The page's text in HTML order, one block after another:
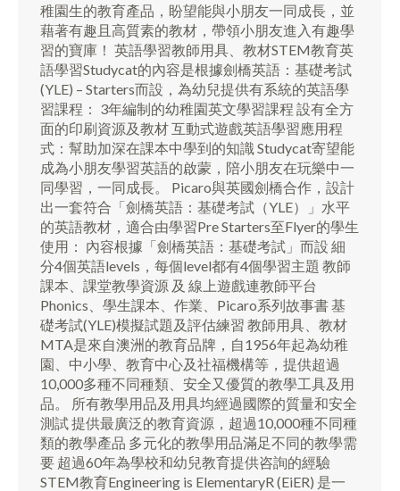
稚園生的教育產品，盼望能與小朋友一同成長，並
藉著有趣且高質素的教材，帶領小朋友進入有趣學
習的寶庫！ 英語學習教師用具、教材STEM教育英
語學習Studycat的內容是根據劍橋英語：基礎考試
(YLE) – Starters而設，為幼兒提供有系統的英語學
習課程： 3年編制的幼稚園英文學習課程 設有全方
面的印刷資源及教材 互動式遊戲英語學習應用程
式：幫助加深在課本中學到的知識 Studycat寄望能
成為小朋友學習英語的啟蒙，陪小朋友在玩樂中一
同學習，一同成長。 Picaro與英國劍橋合作，設計
出一套符合「劍橋英語：基礎考試（YLE）」水平
的英語教材，適合由學習Pre Starters至Flyer的學生
使用： 內容根據「劍橋英語：基礎考試」而設 細
分4個英語levels，每個level都有4個學習主題 教師
課本、課堂教學資源 及 線上遊戲連教師平台
Phonics、學生課本、作業、Picaro系列故事書 基
礎考試(YLE)模擬試題及評估練習 教師用具、教材
MTA是來自澳洲的教育品牌，自1956年起為幼稚
園、中小學、教育中心及社福機構等，提供超過
10,000多種不同種類、安全又優質的教學工具及用
品。 所有教學用品及用具均經過國際的質量和安全
測試 提供最廣泛的教育資源，超過10,000種不同種
類的教學產品 多元化的教學用品滿足不同的教學需
要 超過60年為學校和幼兒教育提供咨詢的經驗
STEM教育Engineering is ElementaryR (EiER) 是一